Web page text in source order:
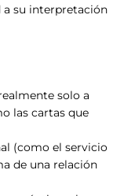
a su interpretación
solo a
las cartas que
(como el servicio
de una relación